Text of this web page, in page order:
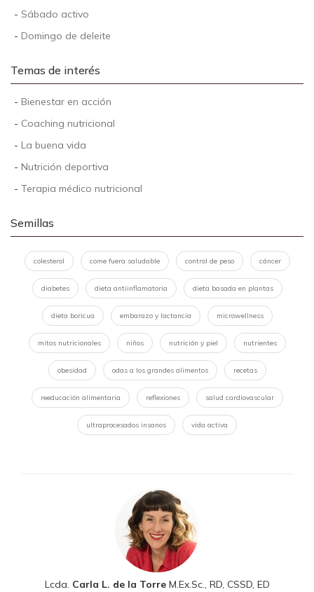
- Sábado activo
- Domingo de deleite
Temas de interés
- Bienestar en acción
- Coaching nutricional
- La buena vida
- Nutrición deportiva
- Terapia médico nutricional
Semillas
colesterol come fuera saludable control de peso cáncer
diabetes dieta antiinflamatoria dieta basada en plantas
dieta boricua embarazo y lactancia microwellness
mitos nutricionales niños nutrición y piel nutrientes
obesidad odas a los grandes alimentos recetas
reeducación alimentaria reflexiones salud cardiovascular
ultraprocesados insanos vida activa
Lcda. Carla L. de la TorreM.Ex.Sc., RD, CSSD, ED